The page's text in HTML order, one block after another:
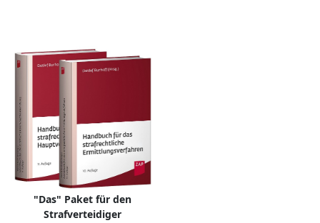
"Das" Paket für den
Strafverteidiger